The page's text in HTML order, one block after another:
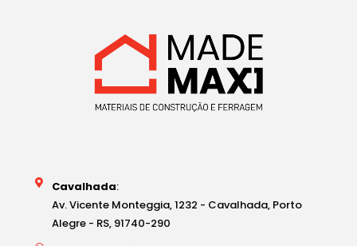
Cavalhada:
Av. Vicente Monteggia, 1232 - Cavalhada, Porto
Alegre - RS, 91740-290